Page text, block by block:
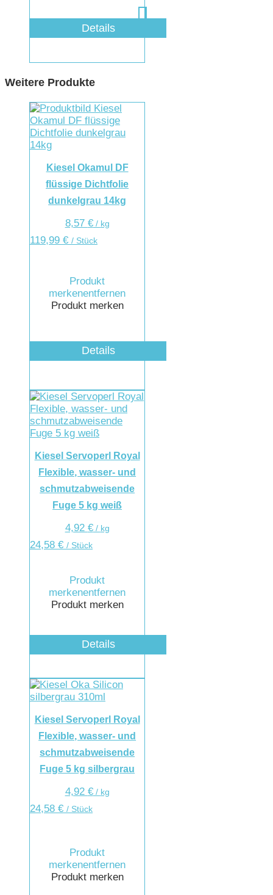
Details
Weitere Produkte
Kiesel Okamul DF
flüssige Dichtfolie
dunkelgrau 14kg
8,57 €/ kg
119,99 € / Stück
Produkt
merkenentfernen
Produkt merken
Details
Kiesel Servoperl Royal
Flexible, wasser- und
schmutzabweisende
Fuge 5 kg weiß
4,92 €/ kg
24,58 € / Stück
Produkt
merkenentfernen
Produkt merken
Details
Kiesel Servoperl Royal
Flexible, wasser- und
schmutzabweisende
Fuge 5 kg silbergrau
4,92 €/ kg
24,58 € / Stück
Produkt
merkenentfernen
Produkt merken